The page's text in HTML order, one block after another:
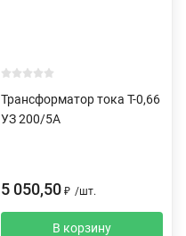
Трансформатор тока Т-0,66
УЗ 200/5А
5 050,50 ₽ /шт.
В корзину